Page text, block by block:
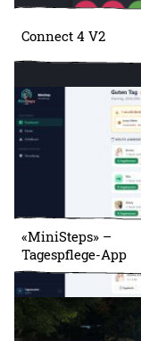
Connect 4 V2
«MiniSteps» –
Tagespflege-App